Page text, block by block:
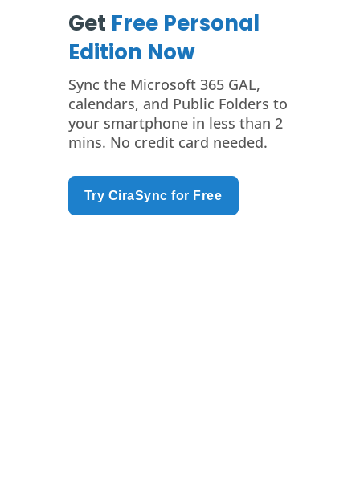
Get Free Personal
Edition Now
Sync the Microsoft 365 GAL,
calendars, and Public Folders to
your smartphone in less than 2
mins. No credit card needed.
Try CiraSync for Free